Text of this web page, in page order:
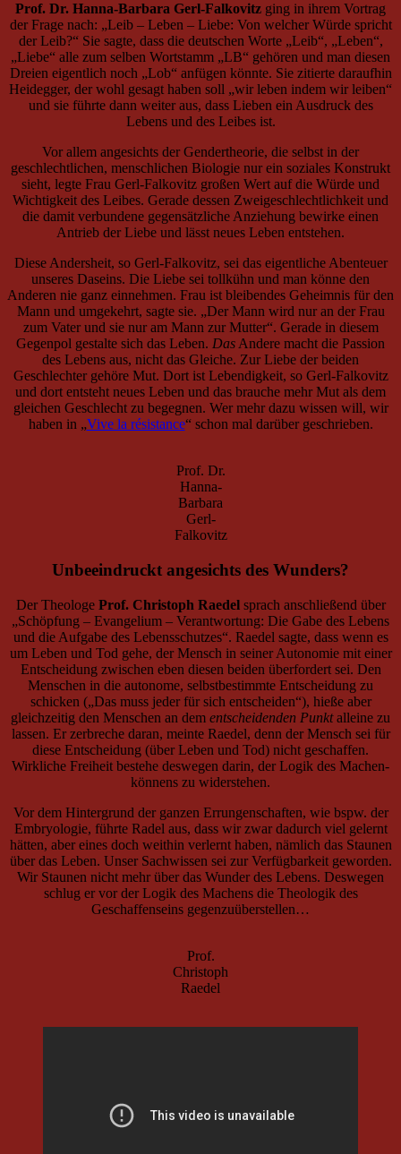
Prof. Dr. Hanna-Barbara Gerl-Falkovitz ging in ihrem Vortrag
der Frage nach: „Leib – Leben – Liebe: Von welcher Würde spricht
der Leib?“ Sie sagte, dass die deutschen Worte „Leib“, „Leben“,
„Liebe“ alle zum selben Wortstamm „LB“ gehören und man diesen
Dreien eigentlich noch „Lob“ anfügen könnte. Sie zitierte daraufhin
Heidegger, der wohl gesagt haben soll „wir leben indem wir leiben“
und sie führte dann weiter aus, dass Lieben ein Ausdruck des
Lebens und des Leibes ist.
Vor allem angesichts der Gendertheorie, die selbst in der
geschlechtlichen, menschlichen Biologie nur ein soziales Konstrukt
sieht, legte Frau Gerl-Falkovitz großen Wert auf die Würde und
Wichtigkeit des Leibes. Gerade dessen Zweigeschlechtlichkeit und
die damit verbundene gegensätzliche Anziehung bewirke einen
Antrieb der Liebe und lässt neues Leben entstehen.
Diese Andersheit, so Gerl-Falkovitz, sei das eigentliche Abenteuer
unseres Daseins. Die Liebe sei tollkühn und man könne den
Anderen nie ganz einnehmen. Frau ist bleibendes Geheimnis für den
Mann und umgekehrt, sagte sie. „Der Mann wird nur an der Frau
zum Vater und sie nur am Mann zur Mutter“. Gerade in diesem
Gegenpol gestalte sich das Leben. Das Andere macht die Passion
des Lebens aus, nicht das Gleiche. Zur Liebe der beiden
Geschlechter gehöre Mut. Dort ist Lebendigkeit, so Gerl-Falkovitz
und dort entsteht neues Leben und das brauche mehr Mut als dem
gleichen Geschlecht zu begegnen. Wer mehr dazu wissen will, wir
haben in „Vive la résistance“ schon mal darüber geschrieben.
Prof. Dr.
Hanna-
Barbara
Gerl-
Falkovitz
Unbeeindruckt angesichts des Wunders?
Der Theologe Prof. Christoph Raedelsprach anschließend über
„Schöpfung – Evangelium – Verantwortung: Die Gabe des Lebens
und die Aufgabe des Lebensschutzes“. Raedel sagte, dass wenn es
um Leben und Tod gehe, der Mensch in seiner Autonomie mit einer
Entscheidung zwischen eben diesen beiden überfordert sei. Den
Menschen in die autonome, selbstbestimmte Entscheidung zu
schicken („Das muss jeder für sich entscheiden“), hieße aber
gleichzeitig den Menschen an dem entscheidenden Punktalleine zu
lassen. Er zerbreche daran, meinte Raedel, denn der Mensch sei für
diese Entscheidung (über Leben und Tod) nicht geschaffen.
Wirkliche Freiheit bestehe deswegen darin, der Logik des Machen-
könnens zu widerstehen.
Vor dem Hintergrund der ganzen Errungenschaften, wie bspw. der
Embryologie, führte Radel aus, dass wir zwar dadurch viel gelernt
hätten, aber eines doch weithin verlernt haben, nämlich das Staunen
über das Leben. Unser Sachwissen sei zur Verfügbarkeit geworden.
Wir Staunen nicht mehr über das Wunder des Lebens. Deswegen
schlug er vor der Logik des Machens die Theologik des
Geschaffenseins gegenzuüberstellen…
Prof.
Christoph
Raedel